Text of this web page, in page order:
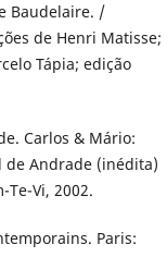
Baudelaire. /
de Henri Matisse;
Tápia; edição
Carlos & Mário:
de Andrade (inédita)
Te-Vi, 2002.
Paris: